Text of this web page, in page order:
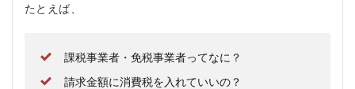
たとえば、
課税事業者・免税事業者ってなに？
請求金額に消費税を入れていいの？